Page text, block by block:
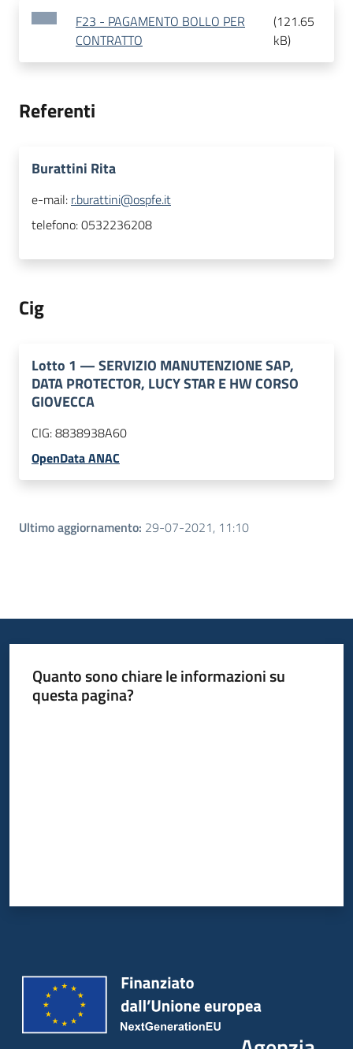
F23 - PAGAMENTO BOLLO PER
CONTRATTO
(121.65
kB)
Referenti
Burattini Rita
e-mail: r.burattini@ospfe.it
telefono:0532236208
Cig
Lotto 1 —SERVIZIO MANUTENZIONE SAP,
DATA PROTECTOR, LUCY STAR E HW CORSO
GIOVECCA
CIG:8838938A60
OpenData ANAC
Ultimo aggiornamento: 29-07-2021, 11:10
Quanto sono chiare le informazioni su
questa pagina?